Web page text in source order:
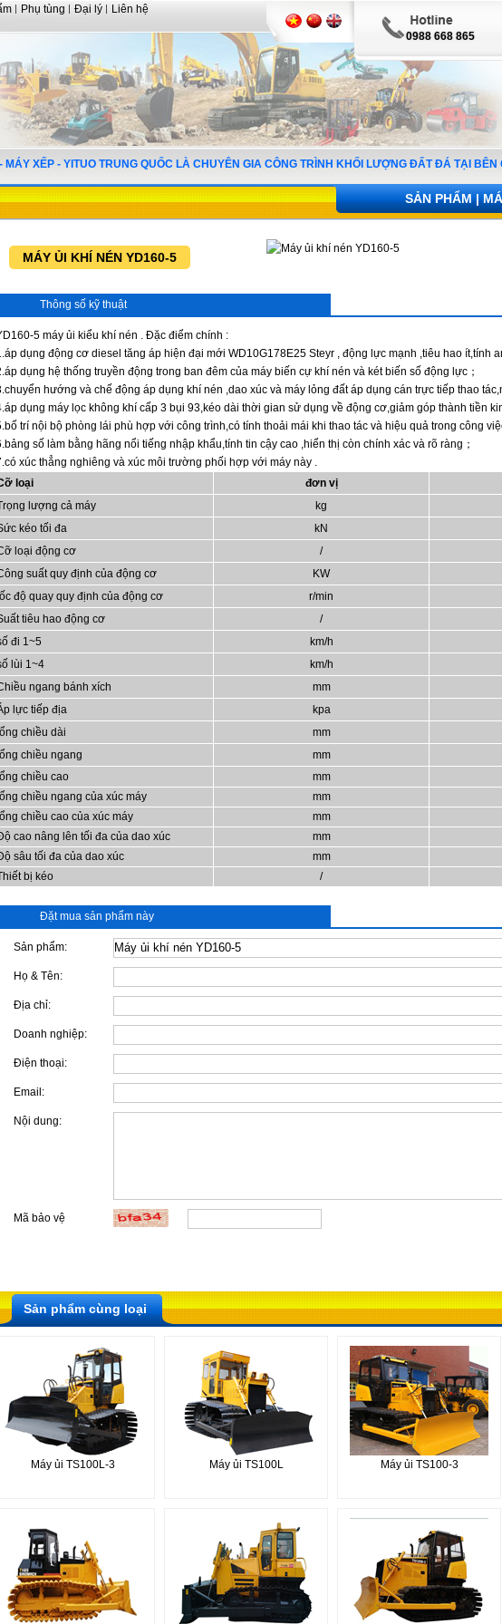
Phụ tùng Đại lý Liên hệ
0988 668 865
MÁY XẾP - YITUO TRUNG QUỐC LÀ CHUYÊN GIA CÔNG TRÌNH KHỐI LƯỢNG ĐẤT ĐÁ TẠI
SẢN PHẨM |
MÁY ỦI KHÍ NÉN YD160-5
Thông số kỹ thuật
5 máy ủi kiểu khí nén . Đặc điểm chính :
dụng động cơ diesel tăng áp hiện đại mới WD10G178E25 Steyr , động lực mạnh ,tiêu hao ít,tính
dụng hệ thống truyền động trong ban đêm của máy biến cự khí nén và két biến số động lực；
hướng và chế động áp dụng khí nén ,dao xúc và máy lỏng đất áp dụng cán trực tiếp thao
dụng máy lọc không khí cấp 3 bụi 93,kéo dài thời gian sử dụng về động cơ,giảm góp thành tiền
trí nội bộ phòng lái phù hợp với công trình,có tính thoải mái khi thao tác và hiệu quả trong công
số làm bằng hãng nổi tiếng nhập khẩu,tính tin cậy cao ,hiển thị còn chính xác và rõ ràng；
xúc thẳng nghiêng và xúc môi trường phối hợp với máy này .
loại
đơn vị
lượng cả máy
kg
kéo tối đa
kN
loại động cơ
/
suất quy định của động cơ
KW
độ quay quy định của động cơ
r/min
tiêu hao động cơ
/
đi 1~5
km/h
lùi 1~4
km/h
ngang bánh xích
mm
lực tiếp địa
kpa
chiều dài
mm
chiều ngang
mm
chiều cao
mm
chiều ngang của xúc máy
mm
chiều cao của xúc máy
mm
cao nâng lên tối đa của dao xúc
mm
sâu tối đa của dao xúc
mm
bị kéo
/
Đặt mua sản phẩm này
Sản phẩm:
Họ & Tên:
Địa chỉ:
Doanh nghiệp:
Điện thoại:
Email:
Nội dung:
Mã bảo vệ
Sản phẩm cùng loại
Máy ủi TS100L-3 Máy ủi TS100L Máy ủi TS100-3